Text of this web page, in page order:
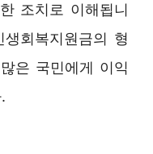
조치로 이해됩니
회복지원금의 형
은 국민에게 이익